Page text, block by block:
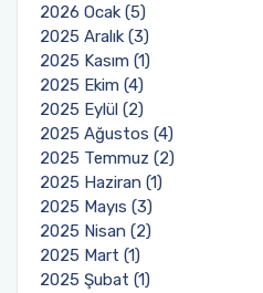
2026 Ocak (5)
2025 Aralık (3)
2025 Kasım (1)
2025 Ekim (4)
2025 Eylül (2)
2025 Ağustos (4)
2025 Temmuz (2)
2025 Haziran (1)
2025 Mayıs (3)
2025 Nisan (2)
2025 Mart (1)
2025 Şubat (1)